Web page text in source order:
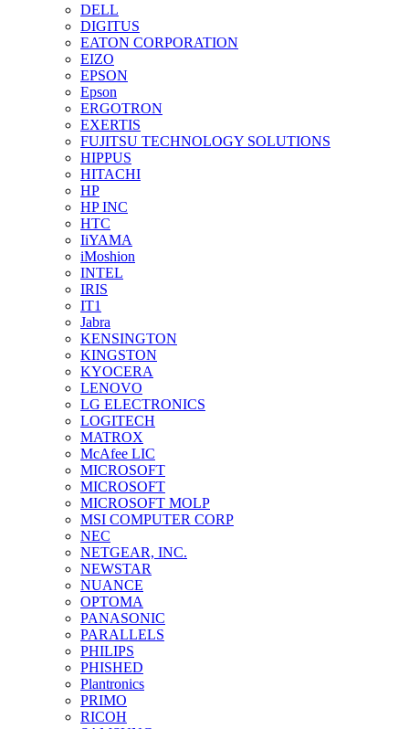
DELL
DIGITUS
EATON CORPORATION
EIZO
EPSON
Epson
ERGOTRON
EXERTIS
FUJITSU TECHNOLOGY SOLUTIONS
HIPPUS
HITACHI
HP
HP INC
HTC
IiYAMA
iMoshion
INTEL
IRIS
IT1
Jabra
KENSINGTON
KINGSTON
KYOCERA
LENOVO
LG ELECTRONICS
LOGITECH
MATROX
McAfee LIC
MICROSOFT
MICROSOFT
MICROSOFT MOLP
MSI COMPUTER CORP
NEC
NETGEAR, INC.
NEWSTAR
NUANCE
OPTOMA
PANASONIC
PARALLELS
PHILIPS
PHISHED
Plantronics
PRIMO
RICOH